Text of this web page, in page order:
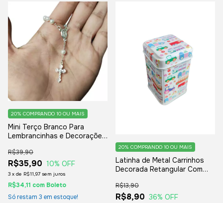
Mini Terço Branco Para
Lembrancinhas e Decorações
R$35,90
R$39,90
10% OFF
3 x de R$11,97 sem juros
20% COMPRANDO 10 OU MAIS
R$34,11 com Boleto
Só restam 3 em estoque!
Latinha de Metal Carrinhos
Decorada Retangular Com
R$8,90
R$13,90
36% OFF
20% COMPRANDO 10 OU MAIS